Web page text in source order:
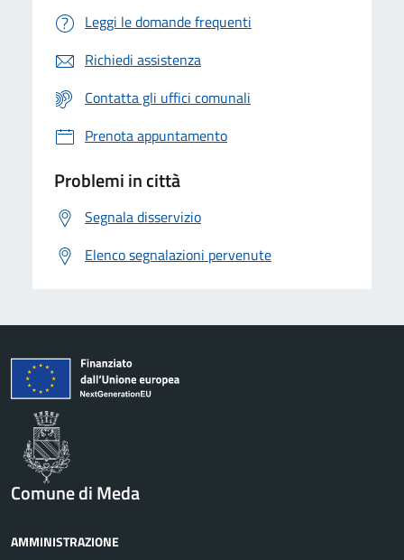
Leggi le domande frequenti
Richiedi assistenza
Contatta gli uffici comunali
Prenota appuntamento
Problemi in città
Segnala disservizio
Elenco segnalazioni pervenute
Comune di Meda
AMMINISTRAZIONE